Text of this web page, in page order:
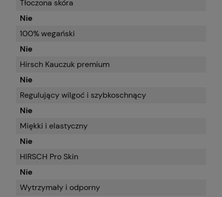
Tłoczona skóra
Nie
100% wegański
Nie
Hirsch Kauczuk premium
Nie
Regulujący wilgoć i szybkoschnący
Nie
Miękki i elastyczny
Nie
HIRSCH Pro Skin
Nie
Wytrzymały i odporny